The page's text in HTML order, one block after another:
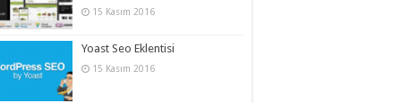
15 Kasım 2016
Yoast Seo Eklentisi
15 Kasım 2016